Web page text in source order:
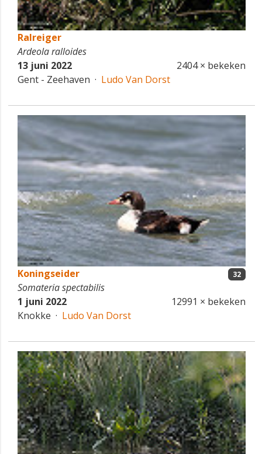
Ralreiger
Ardeola ralloides
13 juni 2022
2404 × bekeken
Gent - Zeehaven · Ludo Van Dorst
Koningseider
Somateria spectabilis
32
1 juni 2022
12991 × bekeken
Knokke · Ludo Van Dorst